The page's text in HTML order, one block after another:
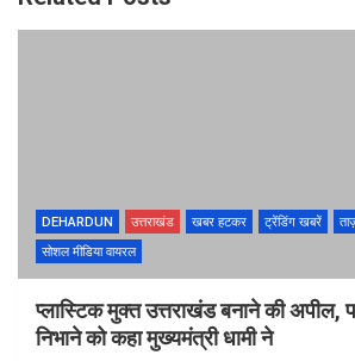
DEHARDUN उत्तराखंड खबर हटकर ट्रेंडिंग खबरें
सोशल मीडिया वायरल
प्लास्टिक मुक्त उत्तराखंड बनाने की अपील,
निभाने को कहा मुख्यमंत्री धामी ने